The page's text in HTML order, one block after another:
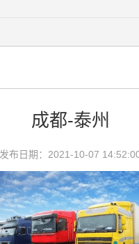
成都-泰州
发布日期：2021-10-07